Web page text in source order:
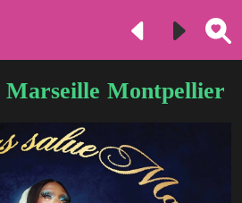
Marseille Montpellier